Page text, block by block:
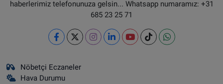
haberlerimiz telefonunuza gelsin... Whatsapp numaramız: +31
685 23 25 71
Nöbetçi Eczaneler
Hava Durumu